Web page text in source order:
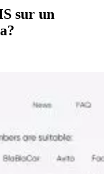
sur un